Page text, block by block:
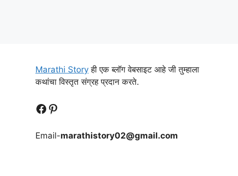
Marathi Story ही एक ब्लॉग वेबसाइट आहे जी तुम्हाला
कथांचा विस्तृत संग्रह प्रदान करते.
Follow UsFollow us
Email-marathistory02@gmail.com